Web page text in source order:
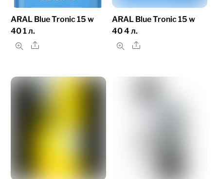
ARAL Blue Tronic 15 w
40 1 л.
Share
ARAL Blue Tronic 15 w
40 4 л.
Share